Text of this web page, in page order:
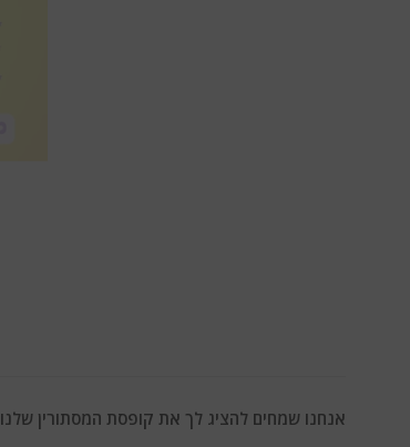
אנחנו שמחים להציג לך את קופסת המסתורין